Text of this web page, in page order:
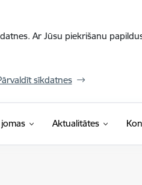
Ar Jūsu piekrišanu
sīkdatnes
Aktualitātes